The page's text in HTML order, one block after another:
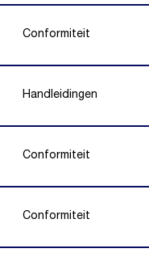
Conformiteit
Handleidingen
Conformiteit
Conformiteit